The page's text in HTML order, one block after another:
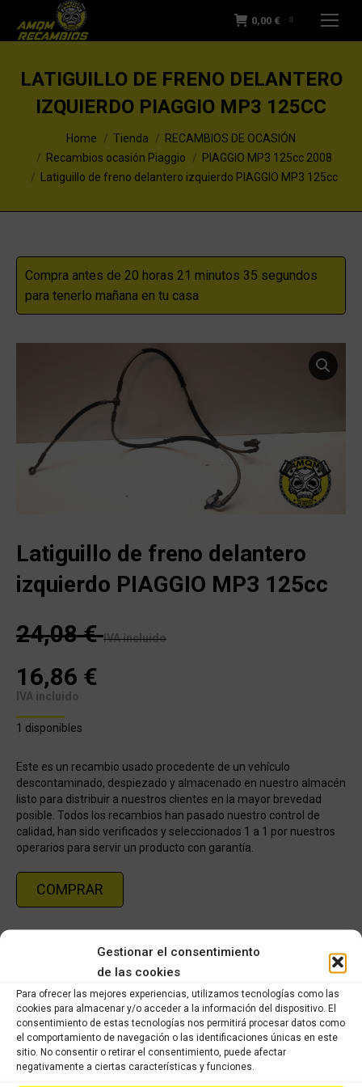
Gestionar el consentimiento
de las cookies
Para ofrecer las mejores experiencias, utilizamos tecnologías como las
cookies para almacenar y/o acceder a la información del dispositivo. El
consentimiento de estas tecnologías nos permitirá procesar datos como
el comportamiento de navegación o las identificaciones únicas en este
sitio. No consentir o retirar el consentimiento, puede afectar
negativamente a ciertas características y funciones.
0,00 € 0
LATIGUILLO DE FRENO DELANTERO
IZQUIERDO PIAGGIO MP3 125CC
You are here:Home Tienda
RECAMBIOS DE OCASIÓN
Recambios ocasión Piaggio
PIAGGIO MP3 125cc 2008
Latiguillo de freno delantero izquierdo PIAGGIO MP3 125cc
Compra antes de 20 horas 21 minutos 35 segundos
para tenerlo mañana en tu casa
Latiguillo de freno delantero
izquierdo PIAGGIO MP3 125cc
24,08€ IVA incluido
16,86 €
IVA incluido
1 disponibles
Este es un recambio usado procedente de un vehículo
descontaminado, despiezado y almacenado en nuestro almacén
listo para distribuir a nuestros clientes en la mayor brevedad
posible. Todos los recambios han pasado nuestro control de
calidad, han sido verificados y seleccionados 1 a 1 por nuestros
operarios para servir un producto con garantía.
COMPRAR
Share this product
Share
on
Share
on
Share
on
Share
on
LinkedIn